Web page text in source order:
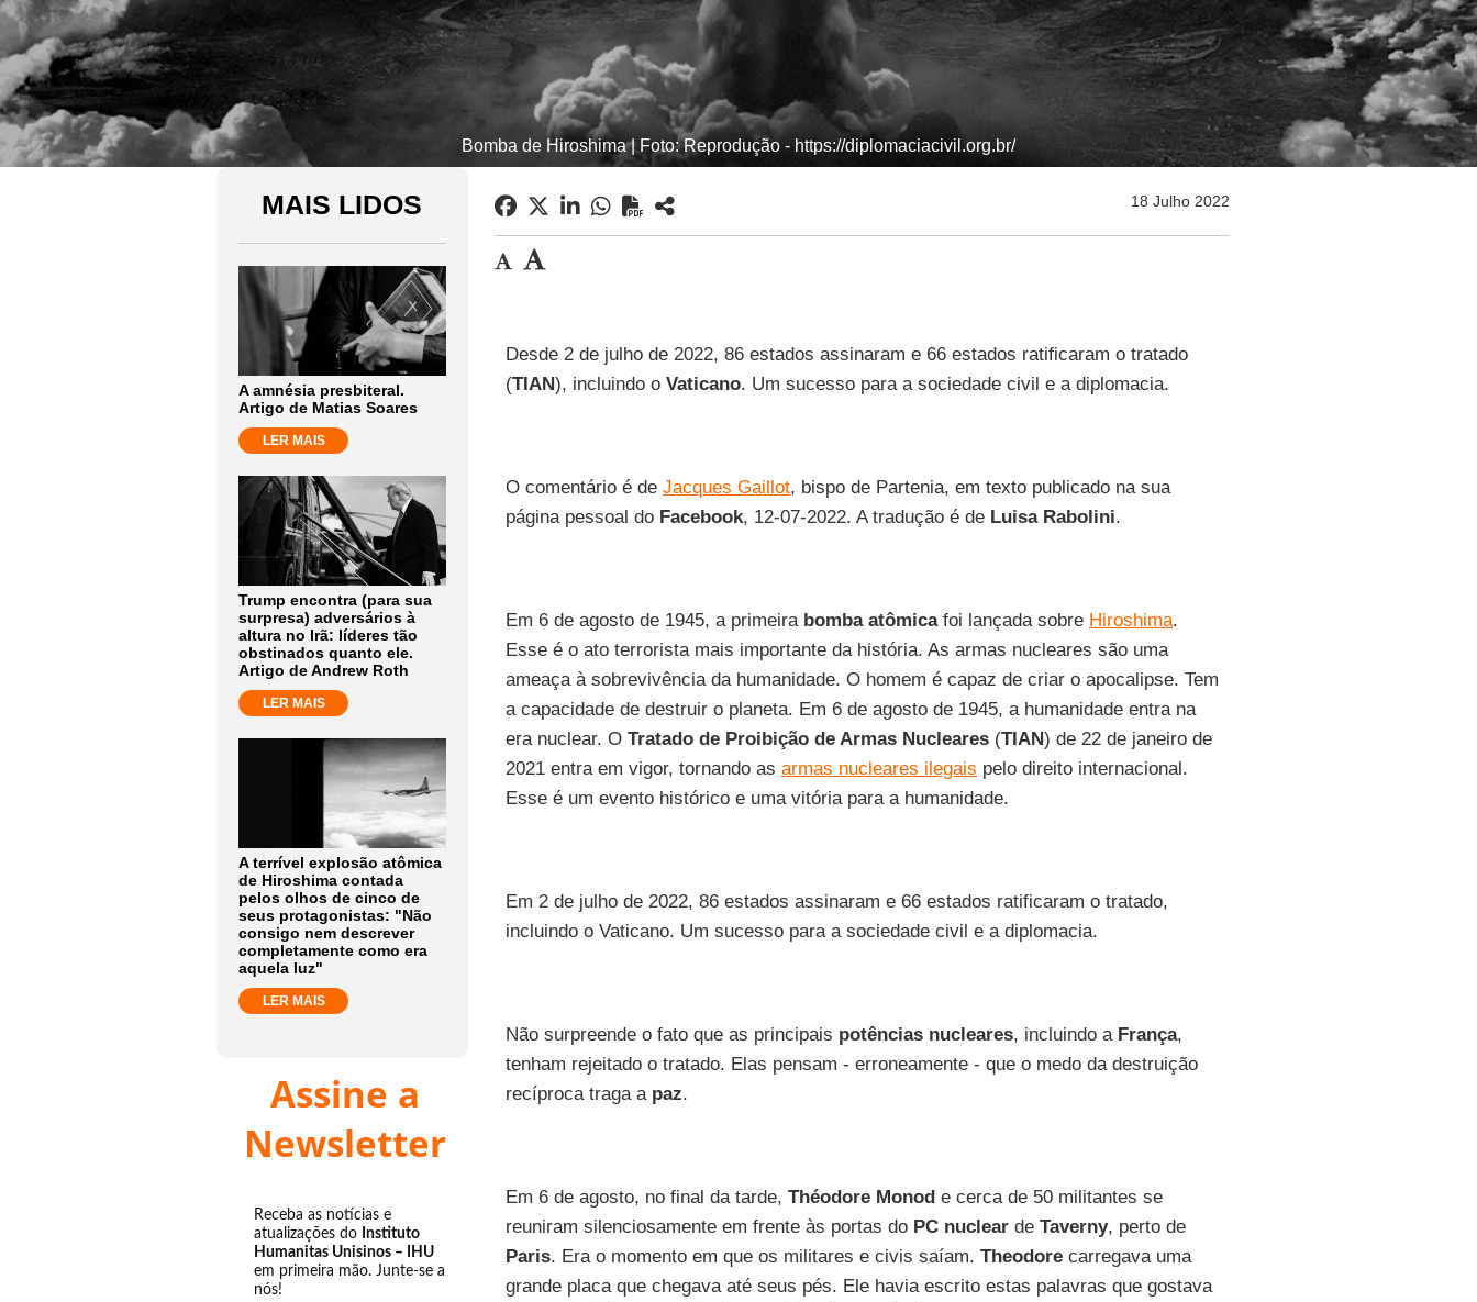
Bomba de Hiroshima | Foto: Reprodução - https://diplomaciacivil.org.br/
MAIS LIDOS
A amnésia presbiteral.
Artigo de Matias Soares
LER MAIS
Trump encontra (para sua
surpresa) adversários à
altura no Irã: líderes tão
obstinados quanto ele.
Artigo de Andrew Roth
LER MAIS
A terrível explosão atômica
de Hiroshima contada
pelos olhos de cinco de
seus protagonistas: "Não
consigo nem descrever
completamente como era
aquela luz"
LER MAIS
Assine a
Newsletter
Receba as notícias e
atualizações do Instituto
Humanitas Unisinos – IHU
em primeira mão. Junte-se a
nós!
18 Julho 2022
Desde 2 de julho de 2022, 86 estados assinaram e 66 estados ratificaram o tratado
(TIAN), incluindo o Vaticano. Um sucesso para a sociedade civil e a diplomacia.
O comentário é de Jacques Gaillot, bispo de Partenia, em texto publicado na sua
página pessoal do Facebook, 12-07-2022. A tradução é de Luisa Rabolini.
Em 6 de agosto de 1945, a primeira bomba atômicafoi lançada sobre Hiroshima.
Esse é o ato terrorista mais importante da história. As armas nucleares são uma
ameaça à sobrevivência da humanidade. O homem é capaz de criar o apocalipse. Tem
a capacidade de destruir o planeta. Em 6 de agosto de 1945, a humanidade entra na
era nuclear. O Tratado de Proibição de Armas Nucleares(TIAN) de 22 de janeiro de
2021 entra em vigor, tornando as armas nucleares ilegais pelo direito internacional.
Esse é um evento histórico e uma vitória para a humanidade.
Em 2 de julho de 2022, 86 estados assinaram e 66 estados ratificaram o tratado,
incluindo o Vaticano. Um sucesso para a sociedade civil e a diplomacia.
Não surpreende o fato que as principais potências nucleares, incluindo a França,
tenham rejeitado o tratado. Elas pensam - erroneamente - que o medo da destruição
recíproca traga a paz.
Em 6 de agosto, no final da tarde, Théodore Monode cerca de 50 militantes se
reuniram silenciosamente em frente às portas do PC nuclearde Taverny, perto de
Paris. Era o momento em que os militares e civis saíam. Theodorecarregava uma
grande placa que chegava até seus pés. Ele havia escrito estas palavras que gostava